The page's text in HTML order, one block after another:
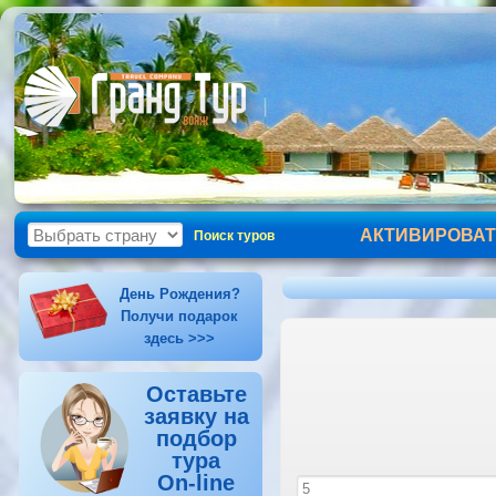
Поиск туров
День Рождения?
Получи подарок
здесь >>>
Оставьте
заявку на
подбор
тура
On-line